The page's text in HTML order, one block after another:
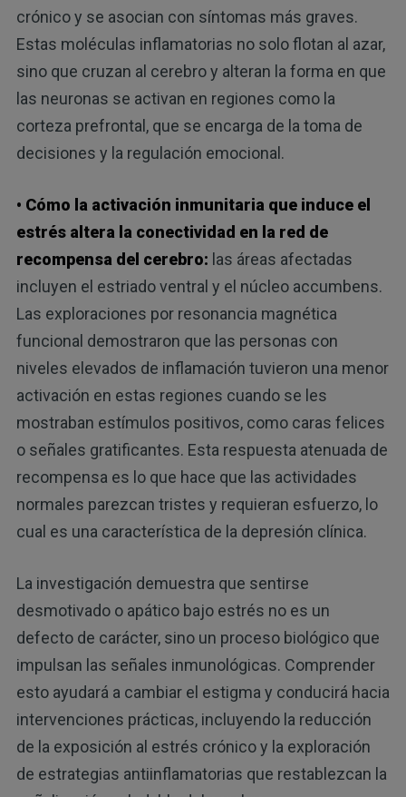
crónico y se asocian con síntomas más graves.
Estas moléculas inflamatorias no solo flotan al azar,
sino que cruzan al cerebro y alteran la forma en que
las neuronas se activan en regiones como la
corteza prefrontal, que se encarga de la toma de
decisiones y la regulación emocional.
• Cómo la activación inmunitaria que induce el
estrés altera la conectividad en la red de
recompensa del cerebro: las áreas afectadas
incluyen el estriado ventral y el núcleo accumbens.
Las exploraciones por resonancia magnética
funcional demostraron que las personas con
niveles elevados de inflamación tuvieron una menor
activación en estas regiones cuando se les
mostraban estímulos positivos, como caras felices
o señales gratificantes. Esta respuesta atenuada de
recompensa es lo que hace que las actividades
normales parezcan tristes y requieran esfuerzo, lo
cual es una característica de la depresión clínica.
La investigación demuestra que sentirse
desmotivado o apático bajo estrés no es un
defecto de carácter, sino un proceso biológico que
impulsan las señales inmunológicas. Comprender
esto ayudará a cambiar el estigma y conducirá hacia
intervenciones prácticas, incluyendo la reducción
de la exposición al estrés crónico y la exploración
de estrategias antiinflamatorias que restablezcan la